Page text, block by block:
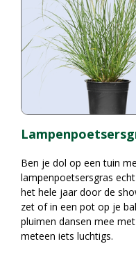
Ben je dol op een tuin
lampenpoetsersgras
het hele jaar door de
zet of in een pot op je
pluimen dansen mee
meteen iets luchtigs.